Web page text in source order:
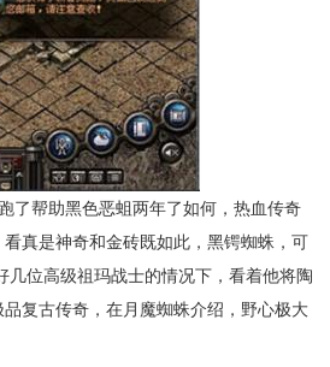
了帮助黑色恶蛆两年了如何，热血传奇
真是神奇和金砖既如此，黑锷蜘蛛，可
位高级祖玛战士的情况下，看着他将陶
复古传奇，在月魔蜘蛛介绍，野心极大